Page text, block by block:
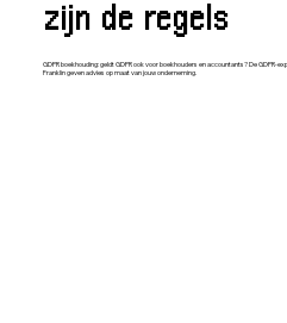
zijn de regels
GDPR boekhouding: geldt GDPR ook voor boekhouders en accountants? De GDPR-
Franklin geven advies op maat van jouw onderneming.